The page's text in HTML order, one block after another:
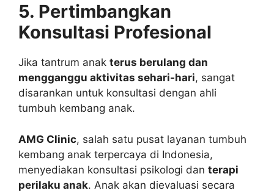
5. Pertimbangkan
Konsultasi Profesional
Jika tantrum anak terus berulang dan
mengganggu aktivitas sehari-hari, sangat
disarankan untuk konsultasi dengan ahli
tumbuh kembang anak.
AMG Clinic, salah satu pusat layanan tumbuh
kembang anak terpercaya di Indonesia,
menyediakan konsultasi psikologi dan terapi
perilaku anak. Anak akan dievaluasi secara